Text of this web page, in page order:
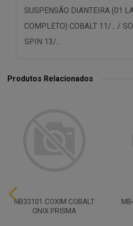
SUSPENSÃO DIANTEIRA (01
COMPLETO) COBALT 11/... /
SPIN 13/...
Produtos Relacionados
NB33101 COXIM COBALT
ONIX PRISMA